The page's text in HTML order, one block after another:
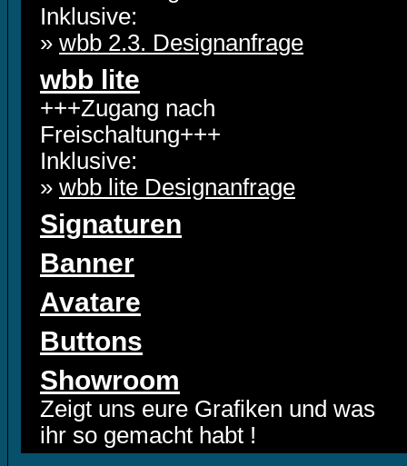
Inklusive:
» wbb 2.3. Designanfrage
wbb lite
+++Zugang nach
Freischaltung+++
Inklusive:
» wbb lite Designanfrage
Signaturen
Banner
Avatare
Buttons
Showroom
Zeigt uns eure Grafiken und was
ihr so gemacht habt !